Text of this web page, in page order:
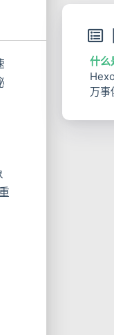
什么
万事